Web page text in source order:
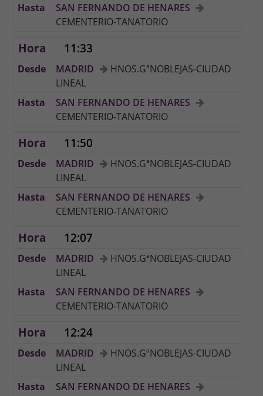
SAN FERNANDO DE HENARES
CEMENTERIO-TANATORIO
11:33
MADRID
HNOS.GªNOBLEJAS-CIUDAD
LINEAL
SAN FERNANDO DE HENARES
CEMENTERIO-TANATORIO
11:50
MADRID
HNOS.GªNOBLEJAS-CIUDAD
LINEAL
SAN FERNANDO DE HENARES
CEMENTERIO-TANATORIO
12:07
MADRID
HNOS.GªNOBLEJAS-CIUDAD
LINEAL
SAN FERNANDO DE HENARES
CEMENTERIO-TANATORIO
12:24
MADRID
HNOS.GªNOBLEJAS-CIUDAD
LINEAL
SAN FERNANDO DE HENARES